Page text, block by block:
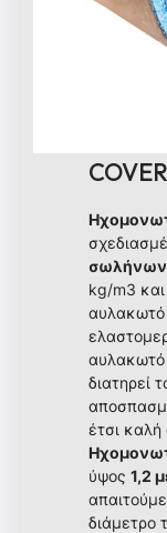
σωλήνων
kg/m3 και
αυλακωτό
αυλακωτό
διατηρεί
έτσι
ύψος 1,2
διάμετρο